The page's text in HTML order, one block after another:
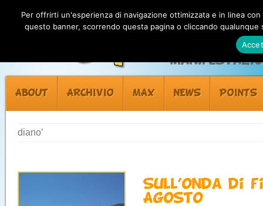
ABOUT ARCHIVIO MAX NEWS POINTS
diano’
Sull’onda di
Agosto
Per offrirti un'esperienza di navigazione ottimizzata e in linea
questo banner, scorrendo questa pagina o cliccando